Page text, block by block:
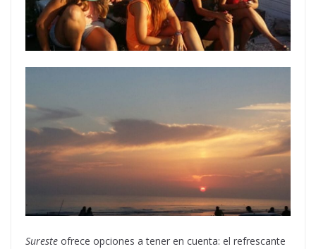
Sureste ofrece opciones a tener en cuenta: el refrescante